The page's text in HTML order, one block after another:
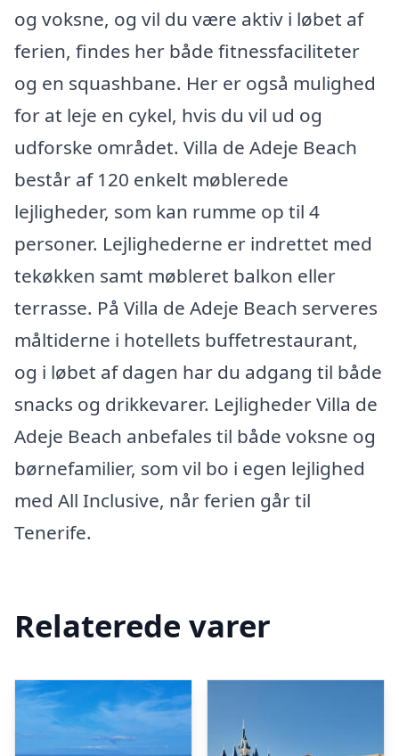
og voksne, og vil du være aktiv i løbet af
ferien, findes her både fitnessfaciliteter
og en squashbane. Her er også mulighed
for at leje en cykel, hvis du vil ud og
udforske området. Villa de Adeje Beach
består af 120 enkelt møblerede
lejligheder, som kan rumme op til 4
personer. Lejlighederne er indrettet med
tekøkken samt møbleret balkon eller
terrasse. På Villa de Adeje Beach serveres
måltiderne i hotellets buffetrestaurant,
og i løbet af dagen har du adgang til både
snacks og drikkevarer. Lejligheder Villa de
Adeje Beach anbefales til både voksne og
børnefamilier, som vil bo i egen lejlighed
med All Inclusive, når ferien går til
Tenerife.
Relaterede varer